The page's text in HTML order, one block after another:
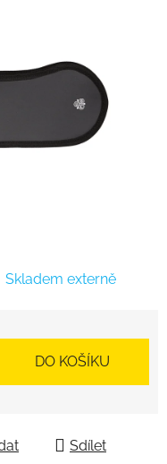
Skladem externě
DO KOŠÍKU
Sdílet